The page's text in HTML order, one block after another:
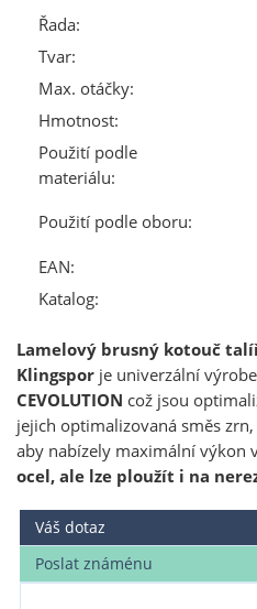
Řada:
Tvar:
Max. otáčky:
Hmotnost:
Použití podle
materiálu:
Použití podle oboru:
EAN:
Katalog:
Lamelový brusný kotouč
Klingspor je univerzální
CEVOLUTION což jsou
jejich optimalizovaná směs
aby nabízely maximální výkon
ocel, ale lze ploužít i na
Váš dotaz
Poslat známénu